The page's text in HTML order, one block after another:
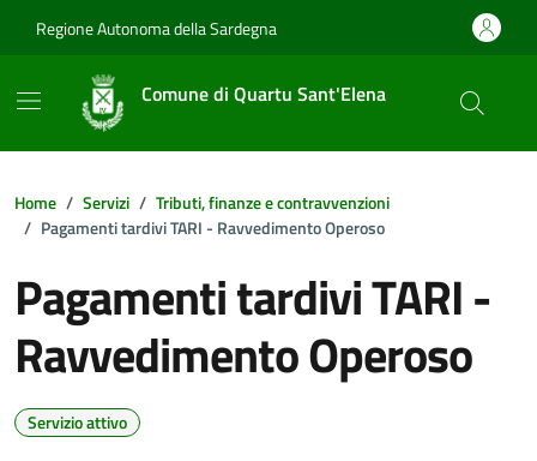
Regione Autonoma della Sardegna
Comune di Quartu Sant'Elena
Home Servizi
Tributi, finanze e contravvenzioni
Pagamenti tardivi TARI - Ravvedimento Operoso
Pagamenti tardivi TARI -
Ravvedimento Operoso
Servizio attivo